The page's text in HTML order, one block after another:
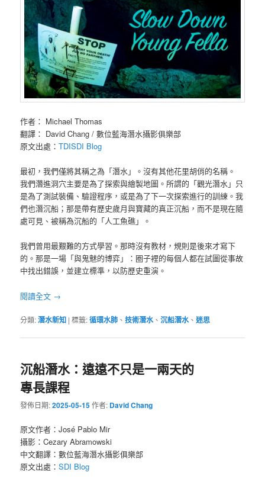
作者： Michael Thomas
翻譯： David Chang / 數位藍海潛水攝影俱樂部
原文出處：TDISDI Blog
最初，我們僅將其稱之為「潛水」。沒有其他花里胡俏的名稱。
我們濳進洞穴主要是為了探索與繪製地圖。所謂的「觀光潛水」只
是為了測試裝備、驗證程序，或是為了下一次探索進行的訓練。我
們也潛沉船；那是帶有歷史歲月與寶藏的真正沉船，而不是現在隨
處可見、被稱為沉船的「人工魚礁」。
我們曾用最艱難的方式學習。那時沒有教材，規則是後來才寫下
的。那是一場「與鬼魅的博弈」：圈子裡的每個人都在試圖從事故
中找出錯誤，並建立標準，以防歷史重演。
閱讀全文 →
分類:潛水新知 |標籤:循環水肺 、技術潛水、沉船潛水、迷思
沉船潛水：遠遠不只是一兩天的
專長課程
發佈日期:2025-05-15作者: David Chang
原文作者：José Pablo Mir
攝影：Cezary Abramowski
中文翻譯：數位藍海潛水攝影俱樂部
原文出處：SDI Blog